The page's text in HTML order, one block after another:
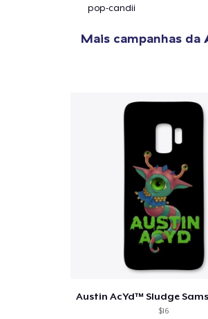
pop-candii
Mais campanhas da
$16